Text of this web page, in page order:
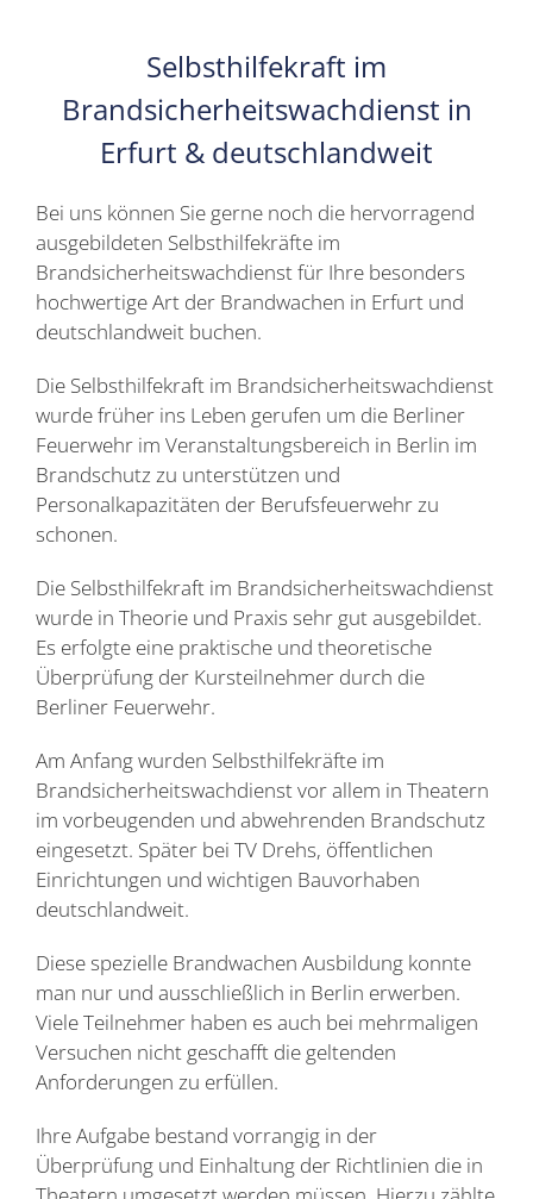
Selbsthilfekraft im
Brandsicherheitswachdienst in
Erfurt & deutschlandweit
Bei uns können Sie gerne noch die hervorragend
ausgebildeten Selbsthilfekräfte im
Brandsicherheitswachdienst für Ihre besonders
hochwertige Art der Brandwachen in Erfurt und
deutschlandweit buchen.
Die Selbsthilfekraft im Brandsicherheitswachdienst
wurde früher ins Leben gerufen um die Berliner
Feuerwehr im Veranstaltungsbereich in Berlin im
Brandschutz zu unterstützen und
Personalkapazitäten der Berufsfeuerwehr zu
schonen.
Die Selbsthilfekraft im Brandsicherheitswachdienst
wurde in Theorie und Praxis sehr gut ausgebildet.
Es erfolgte eine praktische und theoretische
Überprüfung der Kursteilnehmer durch die
Berliner Feuerwehr.
Am Anfang wurden Selbsthilfekräfte im
Brandsicherheitswachdienst vor allem in Theatern
im vorbeugenden und abwehrenden Brandschutz
eingesetzt. Später bei TV Drehs, öffentlichen
Einrichtungen und wichtigen Bauvorhaben
deutschlandweit.
Diese spezielle Brandwachen Ausbildung konnte
man nur und ausschließlich in Berlin erwerben.
Viele Teilnehmer haben es auch bei mehrmaligen
Versuchen nicht geschafft die geltenden
Anforderungen zu erfüllen.
Ihre Aufgabe bestand vorrangig in der
Überprüfung und Einhaltung der Richtlinien die in